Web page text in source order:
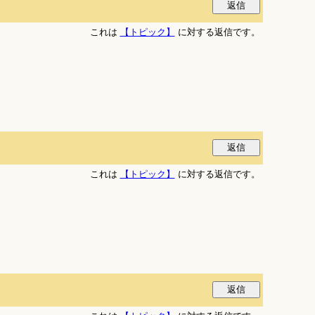
これは
【トピック】 に対する返信です。
これは
【トピック】 に対する返信です。